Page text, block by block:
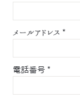
メールアドレス *
電話番号 *